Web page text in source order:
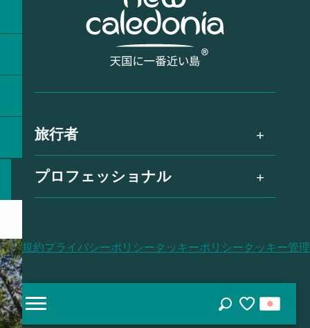
Voir les favoris
旅行者
プロフェッショナル
利用規約プライバシーポリシークッキーポリシークッキー管理